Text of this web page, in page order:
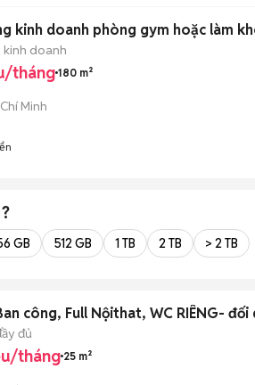
kinh doanh phòng gym hoặc làm
kinh doanh
tháng 180 m²
Minh
GB 512 GB 1 TB 2 TB > 2 TB
công, Full Nộithat, WC RIÊNG- đối
đủ
tháng 25 m²